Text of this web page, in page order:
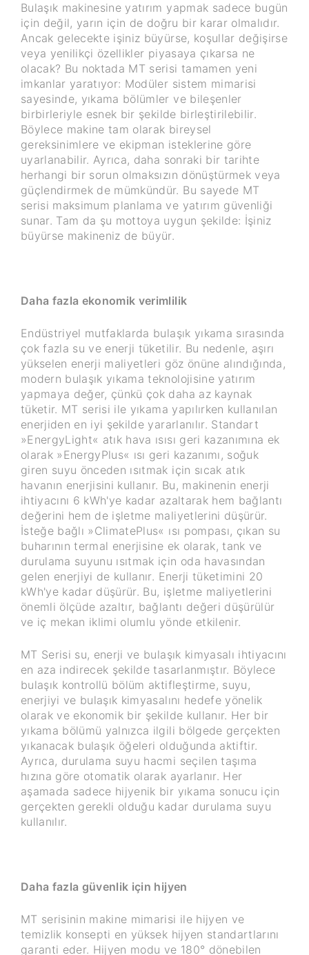
Bulaşık makinesine yatırım yapmak sadece bugün
için değil, yarın için de doğru bir karar olmalıdır.
Ancak gelecekte işiniz büyürse, koşullar değişirse
veya yenilikçi özellikler piyasaya çıkarsa ne
olacak? Bu noktada MT serisi tamamen yeni
imkanlar yaratıyor: Modüler sistem mimarisi
sayesinde, yıkama bölümler ve bileşenler
birbirleriyle esnek bir şekilde birleştirilebilir.
Böylece makine tam olarak bireysel
gereksinimlere ve ekipman isteklerine göre
uyarlanabilir. Ayrıca, daha sonraki bir tarihte
herhangi bir sorun olmaksızın dönüştürmek veya
güçlendirmek de mümkündür. Bu sayede MT
serisi maksimum planlama ve yatırım güvenliği
sunar. Tam da şu mottoya uygun şekilde: İşiniz
büyürse makineniz de büyür.
Daha fazla ekonomik verimlilik
Endüstriyel mutfaklarda bulaşık yıkama sırasında
çok fazla su ve enerji tüketilir. Bu nedenle, aşırı
yükselen enerji maliyetleri göz önüne alındığında,
modern bulaşık yıkama teknolojisine yatırım
yapmaya değer, çünkü çok daha az kaynak
tüketir. MT serisi ile yıkama yapılırken kullanılan
enerjiden en iyi şekilde yararlanılır. Standart
»EnergyLight« atık hava ısısı geri kazanımına ek
olarak »EnergyPlus« ısı geri kazanımı, soğuk
giren suyu önceden ısıtmak için sıcak atık
havanın enerjisini kullanır. Bu, makinenin enerji
ihtiyacını 6 kWh'ye kadar azaltarak hem bağlantı
değerini hem de işletme maliyetlerini düşürür.
İsteğe bağlı »ClimatePlus« ısı pompası, çıkan su
buharının termal enerjisine ek olarak, tank ve
durulama suyunu ısıtmak için oda havasından
gelen enerjiyi de kullanır. Enerji tüketimini 20
kWh'ye kadar düşürür. Bu, işletme maliyetlerini
önemli ölçüde azaltır, bağlantı değeri düşürülür
ve iç mekan iklimi olumlu yönde etkilenir.
MT Serisi su, enerji ve bulaşık kimyasalı ihtiyacını
en aza indirecek şekilde tasarlanmıştır. Böylece
bulaşık kontrollü bölüm aktifleştirme, suyu,
enerjiyi ve bulaşık kimyasalını hedefe yönelik
olarak ve ekonomik bir şekilde kullanır. Her bir
yıkama bölümü yalnızca ilgili bölgede gerçekten
yıkanacak bulaşık öğeleri olduğunda aktiftir.
Ayrıca, durulama suyu hacmi seçilen taşıma
hızına göre otomatik olarak ayarlanır. Her
aşamada sadece hijyenik bir yıkama sonucu için
gerçekten gerekli olduğu kadar durulama suyu
kullanılır.
Daha fazla güvenlik için hijyen
MT serisinin makine mimarisi ile hijyen ve
temizlik konsepti en yüksek hijyen standartlarını
garanti eder. Hijyen modu ve 180° dönebilen